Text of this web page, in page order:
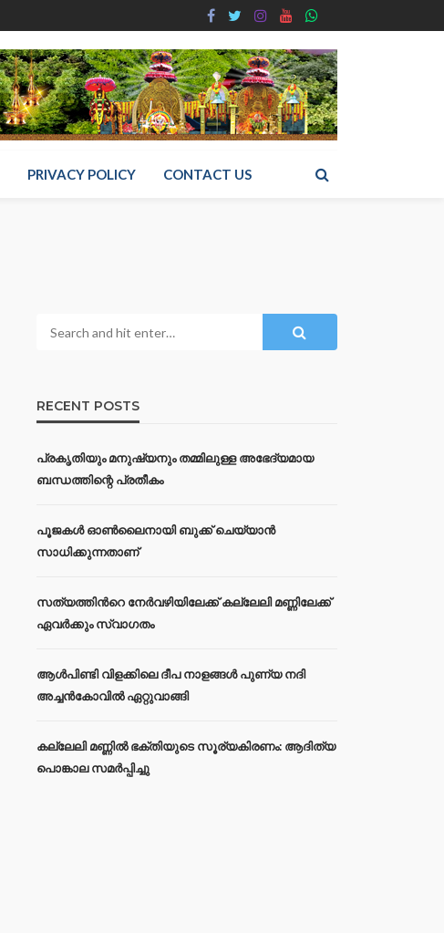
PRIVACY POLICY CONTACT US
RECENT POSTS
പ്രകൃതിയും മനുഷ്യനും തമ്മിലുള്ള അഭേദ്യമായ
ബന്ധത്തിന്റെ പ്രതീകം
പൂജകൾ ഓൺലൈനായി ബുക്ക് ചെയ്യാൻ
സാധിക്കുന്നതാണ്
സത്യത്തിന്‍റെ നേര്‍വഴിയിലേക്ക് കല്ലേലി മണ്ണിലേക്ക്
ഏവർക്കും സ്വാഗതം
ആൾപിണ്ടി വിളക്കിലെ ദീപ നാളങ്ങൾ പുണ്യ നദി
അച്ചൻകോവിൽ ഏറ്റുവാങ്ങി
കല്ലേലി മണ്ണില്‍ ഭക്തിയുടെ സൂര്യകിരണം: ആദിത്യ
പൊങ്കാല സമര്‍പ്പിച്ചു